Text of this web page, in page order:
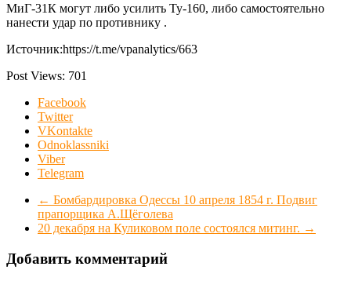
МиГ-31К могут либо усилить Ту-160, либо самостоятельно
нанести удар по противнику .
Источник:https://t.me/vpanalytics/663
Post Views: 701
Facebook
Twitter
VKontakte
Odnoklassniki
Viber
Telegram
← Бомбардировка Одессы 10 апреля 1854 г. Подвиг
прапорщика А.Щёголева
20 декабря на Куликовом поле состоялся митинг. →
Добавить комментарий